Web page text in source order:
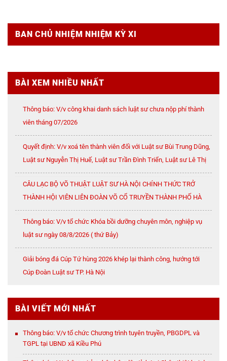
BAN CHỦ NHIỆM NHIỆM KỲ XI
BÀI XEM NHIỀU NHẤT
Thông báo: V/v công khai danh sách luật sư chưa nộp phí thành
viên tháng 07/2026
Quyết định: V/v xoá tên thành viên đối với Luật sư Bùi Trung Dũng,
Luật sư Nguyễn Thị Huế, Luật sư Trần Đình Triển, Luật sư Lê Thị
Oanh
CÂU LẠC BỘ VÕ THUẬT LUẬT SƯ HÀ NỘI CHÍNH THỨC TRỞ
THÀNH HỘI VIÊN LIÊN ĐOÀN VÕ CỔ TRUYỀN THÀNH PHỐ HÀ
NỘI
Thông báo: V/v tổ chức Khóa bồi dưỡng chuyên môn, nghiệp vụ
luật sư ngày 08/8/2026 ( thứ Bảy)
Giải bóng đá Cúp Tứ hùng 2026 khép lại thành công, hướng tới
Cúp Đoàn Luật sư TP. Hà Nội
BÀI VIẾT MỚI NHẤT
Thông báo: V/v tổ chức Chương trình tuyên truyền, PBGDPL và
TGPL tại UBND xã Kiều Phú